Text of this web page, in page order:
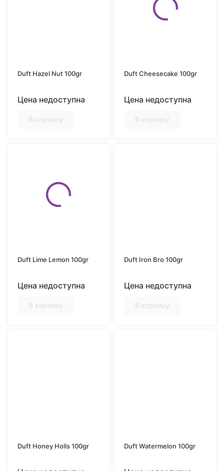
Duft Hazel Nut 100gr
Цена недоступна
В корзину
Duft Cheesecake 100gr
Цена недоступна
В корзину
Duft Lime Lemon 100gr
Цена недоступна
В корзину
Duft Iron Bro 100gr
Цена недоступна
В корзину
Duft Honey Holls 100gr Duft Watermelon 100gr